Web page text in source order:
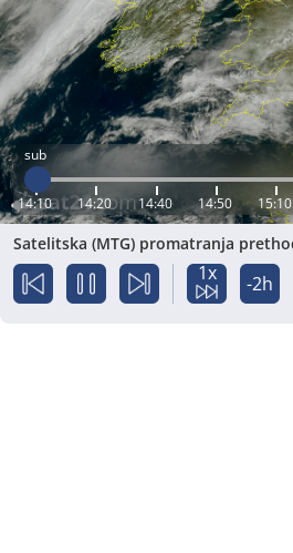
sub
14:10 14:20 14:40 14:50 15:10
Satelitska (MTG) promatranja
1x -2h